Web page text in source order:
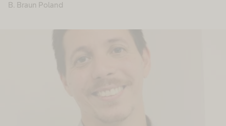
B. Braun Poland